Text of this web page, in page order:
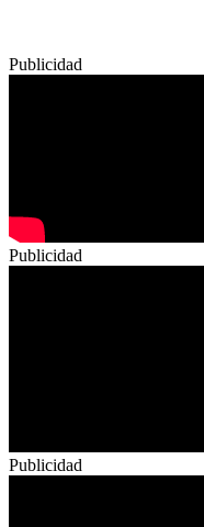
Publicidad
Publicidad
Publicidad